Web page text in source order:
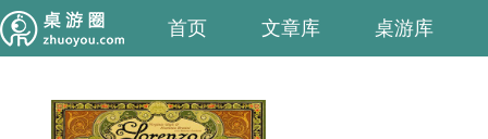
首页 文章库 桌游库